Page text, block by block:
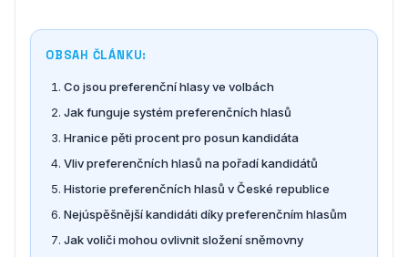
OBSAH ČLÁNKU:
Co jsou preferenční hlasy ve volbách
Jak funguje systém preferenčních hlasů
Hranice pěti procent pro posun kandidáta
Vliv preferenčních hlasů na pořadí kandidátů
Historie preferenčních hlasů v České republice
Nejúspěšnější kandidáti díky preferenčním hlasům
Jak voliči mohou ovlivnit složení sněmovny